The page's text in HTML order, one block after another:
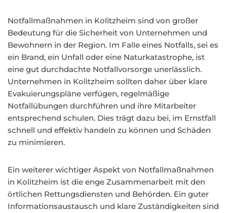
Notfallmaßnahmen in Kolitzheim sind von großer
Bedeutung für die Sicherheit von Unternehmen und
Bewohnern in der Region. Im Falle eines Notfalls, sei es
ein Brand, ein Unfall oder eine Naturkatastrophe, ist
eine gut durchdachte Notfallvorsorge unerlässlich.
Unternehmen in Kolitzheim sollten daher über klare
Evakuierungspläne verfügen, regelmäßige
Notfallübungen durchführen und ihre Mitarbeiter
entsprechend schulen. Dies trägt dazu bei, im Ernstfall
schnell und effektiv handeln zu können und Schäden
zu minimieren.
Ein weiterer wichtiger Aspekt von Notfallmaßnahmen
in Kolitzheim ist die enge Zusammenarbeit mit den
örtlichen Rettungsdiensten und Behörden. Ein guter
Informationsaustausch und klare Zuständigkeiten sind